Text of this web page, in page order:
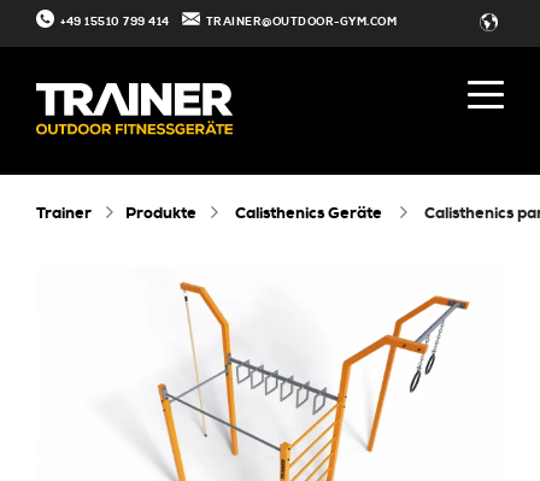
+49 15510 799 414 TRAINER@OUTDOOR-GYM.COM
Trainer Produkte Calisthenics Geräte calisthenics